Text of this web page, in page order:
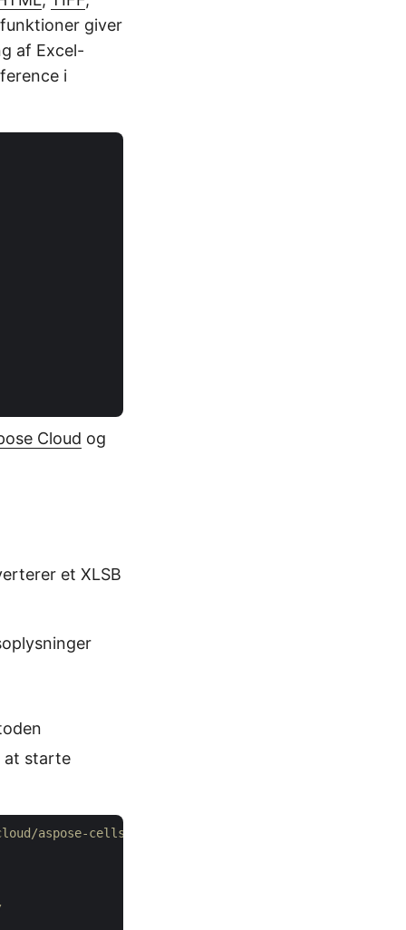
giver
af Excel-
i
Cloud og
et XLSB
at starte
aspose-cells-cloud-java